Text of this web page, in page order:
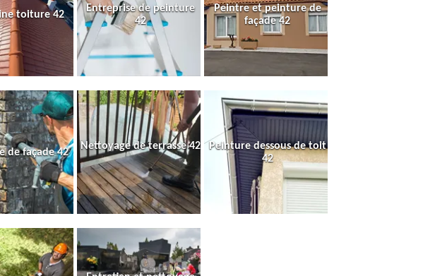
toiture 42
Entreprise de peinture
42
Peintre et peinture de
façade 42
de façade 42
Nettoyage de terrasse 42
Peinture dessous de toit
42